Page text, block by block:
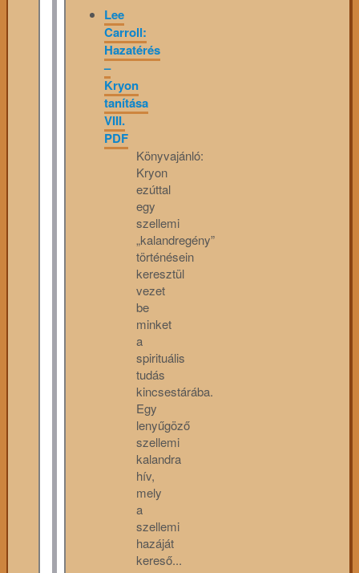
Lee
Carroll:
Hazatérés
–
Kryon
tanítása
VIII.
PDF
Könyvajánló:
Kryon
ezúttal
egy
szellemi
„kalandregény”
történésein
keresztül
vezet
be
minket
a
spirituális
tudás
kincsestárába.
Egy
lenyűgöző
szellemi
kalandra
hív,
mely
a
szellemi
hazáját
kereső...